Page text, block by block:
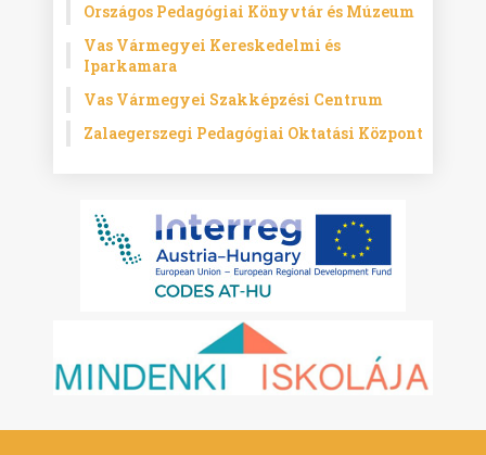
Országos Pedagógiai Könyvtár és Múzeum
Vas Vármegyei Kereskedelmi és
Iparkamara
Vas Vármegyei Szakképzési Centrum
Zalaegerszegi Pedagógiai Oktatási Központ